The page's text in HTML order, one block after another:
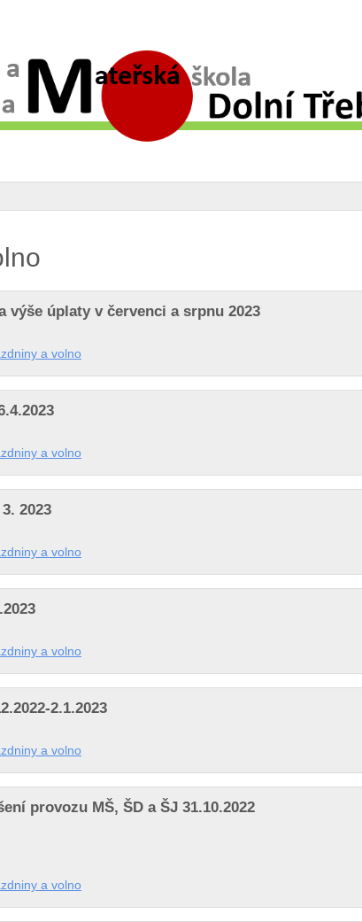
výše úplaty v červenci a srpnu 2023
a volno
a volno
2023
a volno
a volno
2.1.2023
a volno
provozu MŠ, ŠD a ŠJ 31.10.2022
a volno